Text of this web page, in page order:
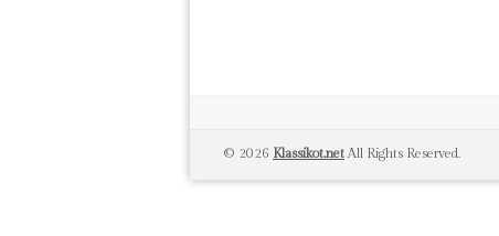
© 2026 Klassikot.netAll Rights Reserved.